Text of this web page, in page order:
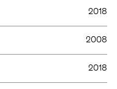
2018
2008
2018